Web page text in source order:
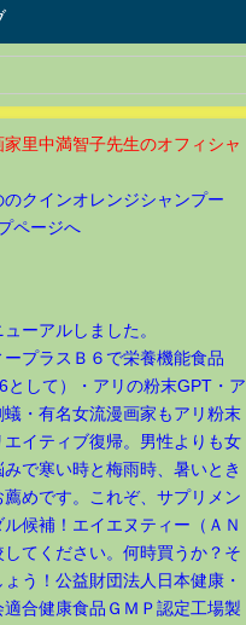
里中満智子先生のオフィシャ
のクインオレンジシャンプー
ページへ
ーアルしました。
ープラスＢ６で栄養機能食品
として）・アリの粉末GPT・ア
蟻・有名女流漫画家もアリ粉末
エイティブ復帰。男性よりも女
で寒い時と梅雨時、暑いとき
めです。これぞ、サプリメン
ル候補！エイエヌティー（ＡＮ
してください。何時買うか？そ
う！公益財団法人日本健康・
合健康食品ＧＭＰ認定工場製